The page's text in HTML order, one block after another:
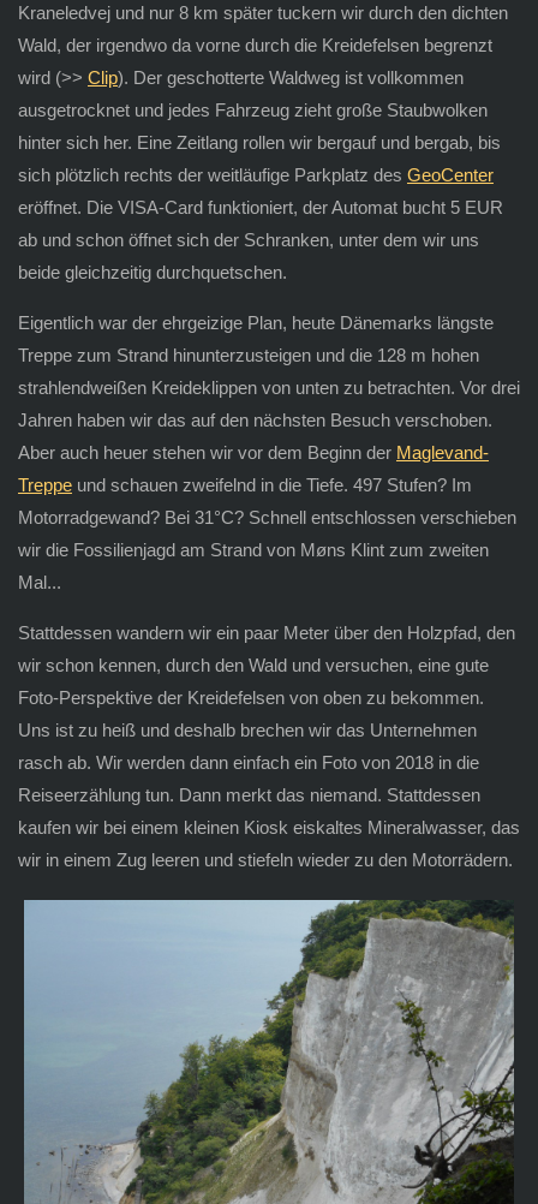
Kraneledvej und nur 8 km später tuckern wir durch den dichten
Wald, der irgendwo da vorne durch die Kreidefelsen begrenzt
wird (>> Clip). Der geschotterte Waldweg ist vollkommen
ausgetrocknet und jedes Fahrzeug zieht große Staubwolken
hinter sich her. Eine Zeitlang rollen wir bergauf und bergab, bis
sich plötzlich rechts der weitläufige Parkplatz des GeoCenter
eröffnet. Die VISA-Card funktioniert, der Automat bucht 5 EUR
ab und schon öffnet sich der Schranken, unter dem wir uns
beide gleichzeitig durchquetschen.
Eigentlich war der ehrgeizige Plan, heute Dänemarks längste
Treppe zum Strand hinunterzusteigen und die 128 m hohen
strahlendweißen Kreideklippen von unten zu betrachten. Vor drei
Jahren haben wir das auf den nächsten Besuch verschoben.
Aber auch heuer stehen wir vor dem Beginn der Maglevand-
Treppeund schauen zweifelnd in die Tiefe. 497 Stufen? Im
Motorradgewand? Bei 31°C? Schnell entschlossen verschieben
wir die Fossilienjagd am Strand von Møns Klint zum zweiten
Mal...
Stattdessen wandern wir ein paar Meter über den Holzpfad, den
wir schon kennen, durch den Wald und versuchen, eine gute
Foto-Perspektive der Kreidefelsen von oben zu bekommen.
Uns ist zu heiß und deshalb brechen wir das Unternehmen
rasch ab. Wir werden dann einfach ein Foto von 2018 in die
Reiseerzählung tun. Dann merkt das niemand. Stattdessen
kaufen wir bei einem kleinen Kiosk eiskaltes Mineralwasser, das
wir in einem Zug leeren und stiefeln wieder zu den Motorrädern.